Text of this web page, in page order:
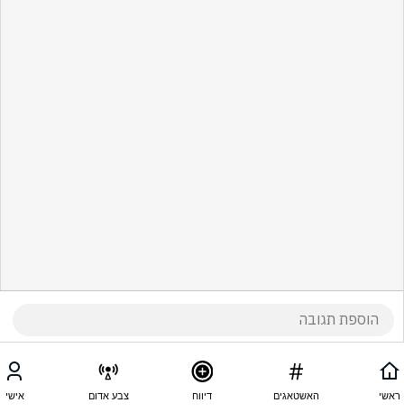
ראשי האשטאגים דיווח צבע אדום אישי